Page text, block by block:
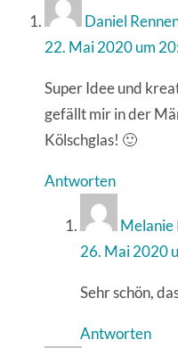
Daniel
22. Mai 2020 um
Super Idee und
gefällt mir in der
Kölschglas! 🙂
Antworten
Melanie
26. Mai 2020
Sehr schön,
Antworten